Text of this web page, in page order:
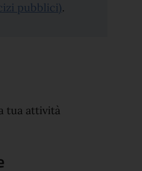
pubblici).
tua attività